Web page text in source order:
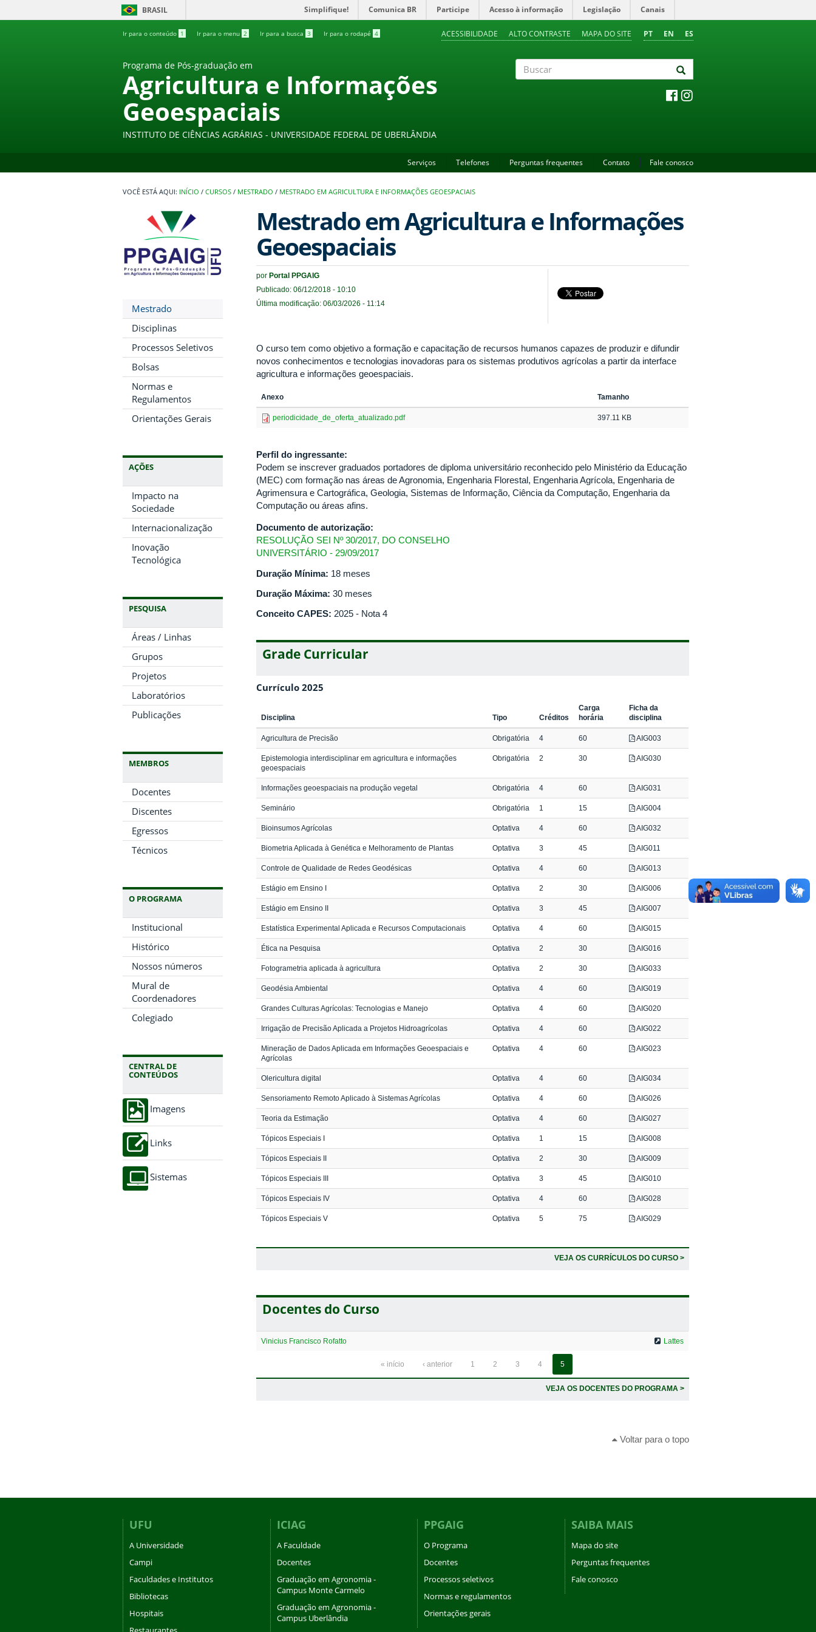
BRASIL Simplifique! Comunica BR Participe Acesso à informação Legislação Canais
Ir para o conteúdo 1 Ir para o menu 2 Ir para a busca 3 Ir para o rodapé 4 PT EN ES
ACESSIBILIDADE ALTO CONTRASTE MAPA DO SITE
Programa de Pós-graduação em
Agricultura e Informações
Geoespaciais
INSTITUTO DE CIÊNCIAS AGRÁRIAS - UNIVERSIDADE FEDERAL DE UBERLÂNDIA
Serviços Telefones Perguntas frequentes Contato Fale conosco
INÍCIO / CURSOS / MESTRADO / MESTRADO EM AGRICULTURA E INFORMAÇÕES GEOESPACIAIS
Mestrado
Disciplinas
Processos Seletivos
Bolsas
Normas e
Regulamentos
Orientações Gerais
AÇÕES
Impacto na
Sociedade
Internacionalização
Inovação
Tecnológica
PESQUISA
Áreas / Linhas
Grupos
Projetos
Laboratórios
Publicações
MEMBROS
Docentes
Discentes
Egressos
Técnicos
O PROGRAMA
Institucional
Histórico
Nossos números
Mural de
Coordenadores
Colegiado
CENTRAL DE
CONTEÚDOS
Imagens
Links
Sistemas
Mestrado em Agricultura e Informações
Geoespaciais
por Portal PPGAIG
Publicado: 06/12/2018 - 10:10
Última modificação: 06/03/2026 - 11:14
O curso tem como objetivo a formação e capacitação de recursos humanos capazes de produzir e difundir
novos conhecimentos e tecnologias inovadoras para os sistemas produtivos agrícolas a partir da interface
agricultura e informações geoespaciais.
Anexo Tamanho
periodicidade_de_oferta_atualizado.pdf 397.11 KB
Perfil do ingressante:
Podem se inscrever graduados portadores de diploma universitário reconhecido pelo Ministério da Educação
(MEC) com formação nas áreas de Agronomia, Engenharia Florestal, Engenharia Agrícola, Engenharia de
Agrimensura e Cartográfica, Geologia, Sistemas de Informação, Ciência da Computação, Engenharia da
Computação ou áreas afins.
Documento de autorização:
RESOLUÇÃO SEI Nº 30/2017, DO CONSELHO
UNIVERSITÁRIO - 29/09/2017
Duração Mínima: 18 meses
Duração Máxima: 30 meses
Conceito CAPES: 2025 - Nota 4
Grade Curricular
Currículo 2025
Disciplina Tipo Créditos
Carga
horária
Ficha da
disciplina
Agricultura de Precisão Obrigatória 4 60 AIG003
Epistemologia interdisciplinar em agricultura e informações
geoespaciais
Obrigatória 2 30 AIG030
Informações geoespaciais na produção vegetal Obrigatória 4 60 AIG031
Seminário Obrigatória 1 15 AIG004
Bioinsumos Agrícolas Optativa 4 60 AIG032
Biometria Aplicada à Genética e Melhoramento de Plantas Optativa 3 45 AIG011
Controle de Qualidade de Redes Geodésicas Optativa 4 60 AIG013
Estágio em Ensino I Optativa 2 30 AIG006
Estágio em Ensino II Optativa 3 45 AIG007
Estatística Experimental Aplicada e Recursos Computacionais Optativa 4 60 AIG015
Ética na Pesquisa Optativa 2 30 AIG016
Fotogrametria aplicada à agricultura Optativa 2 30 AIG033
Geodésia Ambiental Optativa 4 60 AIG019
Grandes Culturas Agrícolas: Tecnologias e Manejo Optativa 4 60 AIG020
Irrigação de Precisão Aplicada a Projetos Hidroagrícolas Optativa 4 60 AIG022
Mineração de Dados Aplicada em Informações Geoespaciais e
Agrícolas
Optativa 4 60 AIG023
Olericultura digital Optativa 4 60 AIG034
Sensoriamento Remoto Aplicado à Sistemas Agrícolas Optativa 4 60 AIG026
Teoria da Estimação Optativa 4 60 AIG027
Tópicos Especiais I Optativa 1 15 AIG008
Tópicos Especiais II Optativa 2 30 AIG009
Tópicos Especiais III Optativa 3 45 AIG010
Tópicos Especiais IV Optativa 4 60 AIG028
Tópicos Especiais V Optativa 5 75 AIG029
VEJA OS CURRÍCULOS DO CURSO >
Docentes do Curso
Vinicius Francisco Rofatto Lattes
« início ‹ anterior 1 2 3 4 5
VEJA OS DOCENTES DO PROGRAMA >
Voltar para o topo
UFU
A Universidade
Campi
Faculdades e Institutos
Bibliotecas
Hospitais
ICIAG
A Faculdade
Docentes
Graduação em Agronomia -
Campus Monte Carmelo
Graduação em Agronomia -
Campus Uberlândia
PPGAIG
O Programa
Docentes
Processos seletivos
Normas e regulamentos
Orientações gerais
SAIBA MAIS
Mapa do site
Perguntas frequentes
Fale conosco